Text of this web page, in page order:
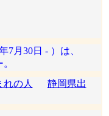
7月30日 - ）は、
れの人
静岡県出